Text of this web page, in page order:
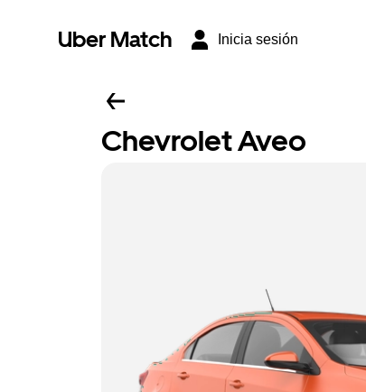
Uber Match Inicia sesión
Chevrolet Aveo